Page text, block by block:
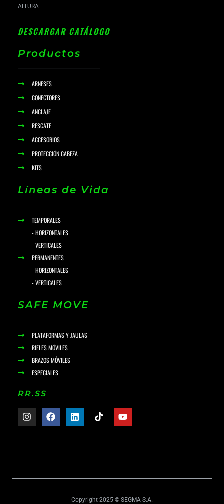
ALTURA
DESCARGAR CATÁLOGO
Productos
ARNESES
CONECTORES
ANCLAJE
RESCATE
ACCESORIOS
PROTECCIÓN CABEZA
KITS
Líneas de Vida
TEMPORALES
- HORIZONTALES
- VERTICALES
PERMANENTES
- HORIZONTALES
- VERTICALES
SAFE MOVE
PLATAFORMAS Y JAULAS
RIELES MÓVILES
BRAZOS MÓVILES
ESPECIALES
RR.SS
Copyright 2025 © SEGMA S.A.